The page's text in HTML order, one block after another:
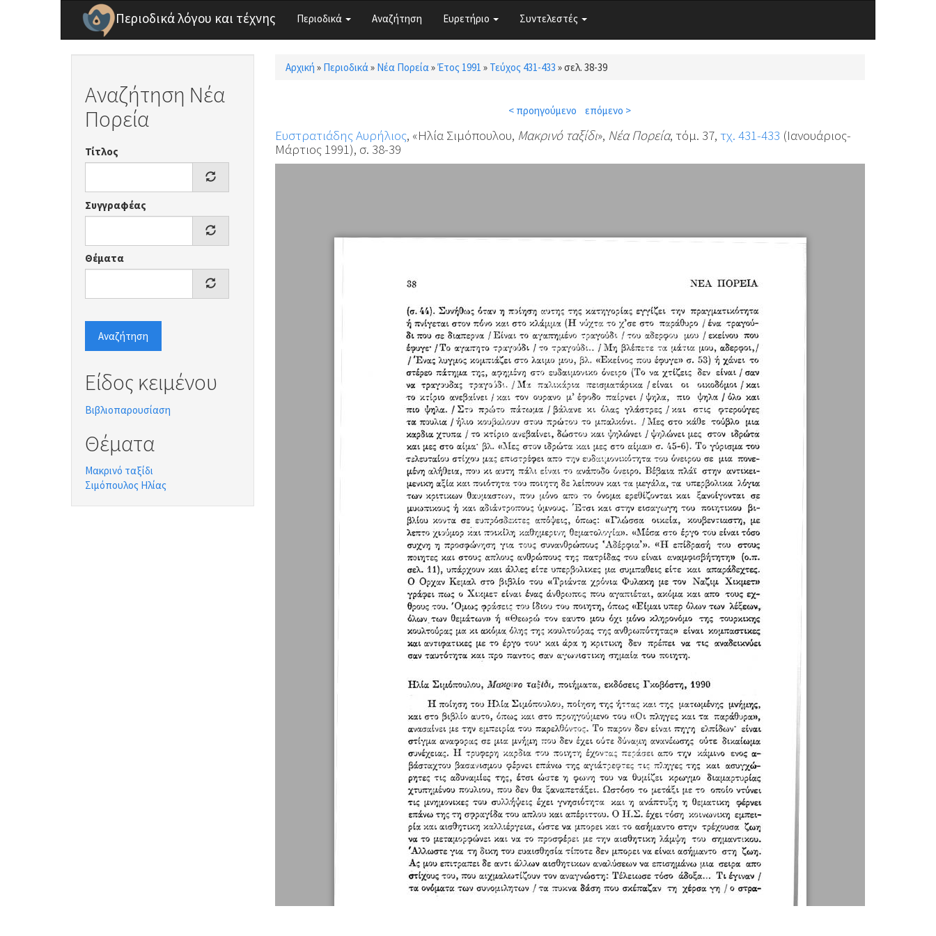
Παράκαμψη προς το κυρίως περιεχόμενο
Περιοδικά λόγου και τέχνης Περιοδικά Αναζήτηση Ευρετήριο Συντελεστές
Αναζήτηση Νέα
Πορεία
Τίτλος
Συγγραφέας
Θέματα
Αναζήτηση
Είδος κειμένου
Βιβλιοπαρουσίαση
Θέματα
Μακρινό ταξίδι
Σιμόπουλος Ηλίας
Είστε εδώ
Αρχική » Περιοδικά» Νέα Πορεία»Έτος 1991 » Τεύχος 431-433 »σελ. 38-39
< προηγούμενο επόμενο >
Ευστρατιάδης Αυρήλιος, «Ηλία Σιμόπουλου, Μακρινό ταξίδι», Νέα Πορεία, τόμ. 37, τχ. 431-433 (Ιανουάριος-
Μάρτιος 1991), σ. 38-39